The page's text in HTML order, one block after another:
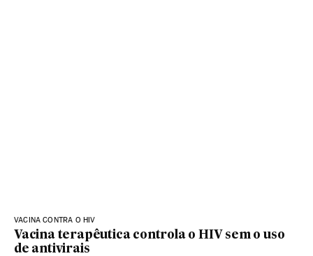
VACINA CONTRA O HIV
Vacina terapêutica controla o HIV sem o uso
de antivirais